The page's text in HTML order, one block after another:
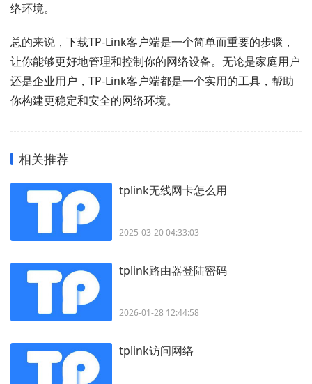
络环境。
总的来说，下载TP-Link客户端是一个简单而重要的步骤，
让你能够更好地管理和控制你的网络设备。无论是家庭用户
还是企业用户，TP-Link客户端都是一个实用的工具，帮助
你构建更稳定和安全的网络环境。
相关推荐
tplink无线网卡怎么用
2025-03-20 04:33:03
tplink路由器登陆密码
2026-01-28 12:44:58
tplink访问网络